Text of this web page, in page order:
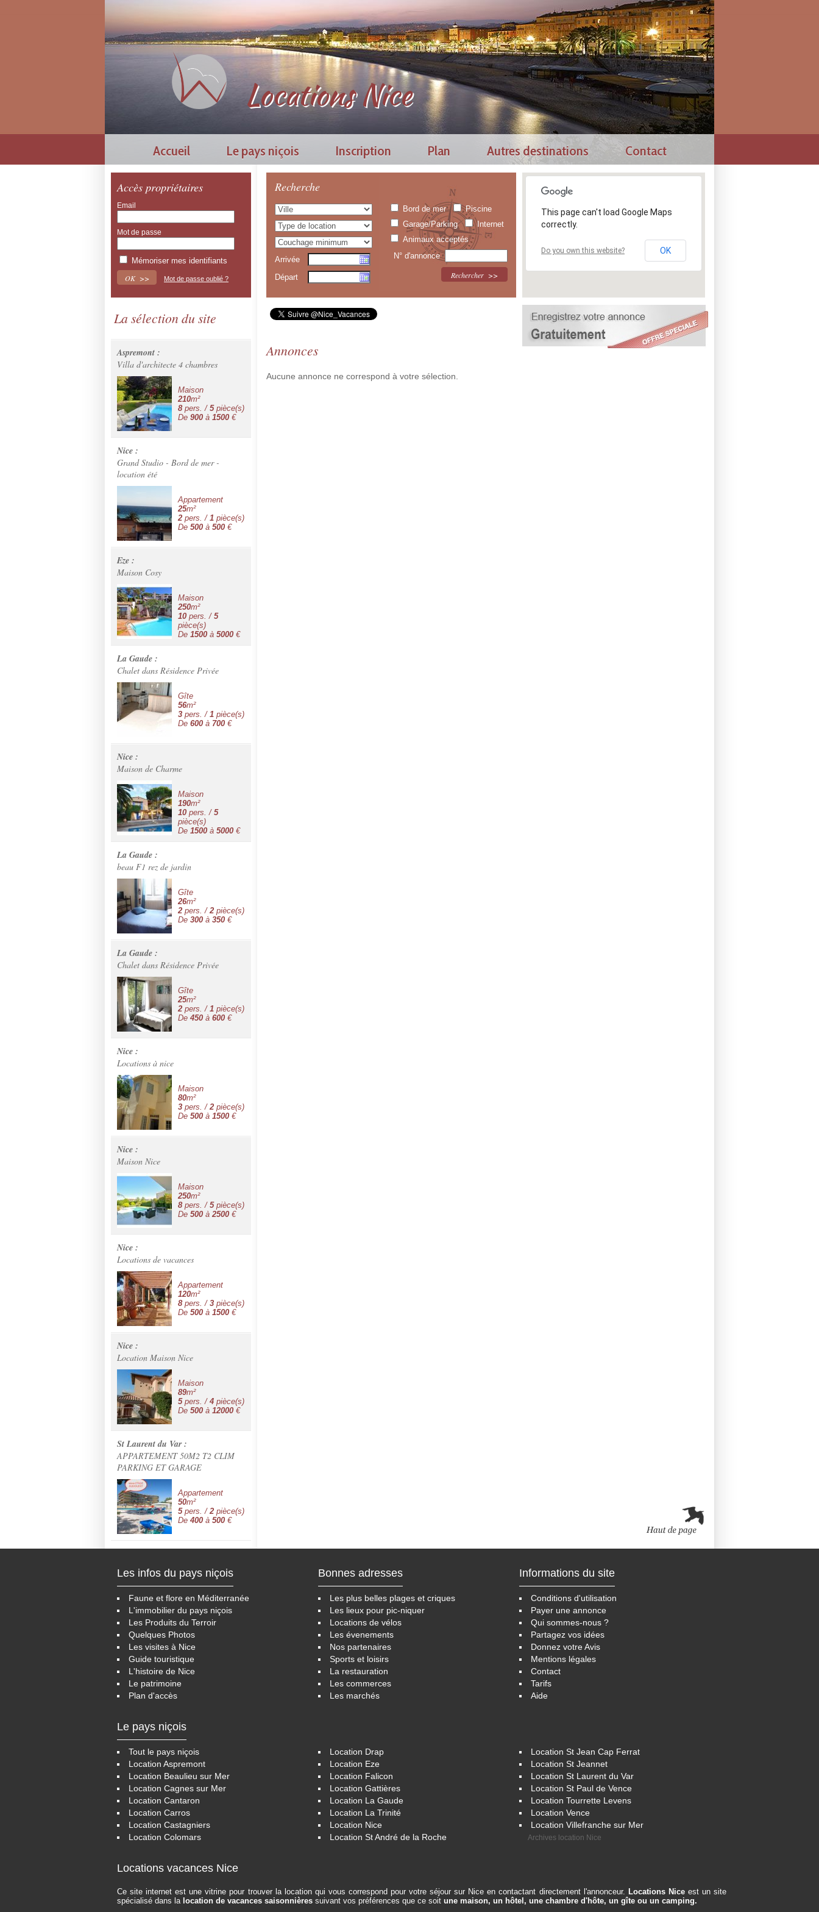
Locations Nice
Accueil Le pays niçois Inscription Plan Autres destinations Contact
Recherche
Arrivée
Départ
Bord de mer
Piscine
Garage/Parking
Internet
Animaux acceptés
N° d'annonce
This page can't load Google Maps
correctly.
Do you own this website? OK
Annonces
Aucune annonce ne correspond à votre sélection.
Accès propriétaires
Email
Mot de passe
Mémoriser mes identifiants
Mot de passe oublié ?
La sélection du site
Aspremont :
Villa d'architecte 4 chambres
Maison
210m²
8pers. / 5pièce(s)
De 900 à 1500 €
Nice :
Grand Studio - Bord de mer -
location été
Appartement
25m²
2 pers. / 1 pièce(s)
De 500 à 500 €
Eze :
Maison Cosy
Maison
250m²
10 pers. / 5
pièce(s)
De 1500 à 5000 €
La Gaude :
Chalet dans Résidence Privée
Gîte
56m²
3 pers. / 1 pièce(s)
De 600 à 700 €
Nice :
Maison de Charme
Maison
190m²
10 pers. / 5
pièce(s)
De 1500 à 5000 €
La Gaude :
beau F1 rez de jardin
Gîte
26m²
2 pers. / 2 pièce(s)
De 300 à 350 €
La Gaude :
Chalet dans Résidence Privée
Gîte
25m²
2 pers. / 1 pièce(s)
De 450 à 600 €
Nice :
Locations à nice
Maison
80m²
3 pers. / 2 pièce(s)
De 500 à 1500 €
Nice :
Maison Nice
Maison
250m²
8pers. / 5pièce(s)
De 500 à 2500 €
Nice :
Locations de vacances
Appartement
120m²
8pers. / 3 pièce(s)
De 500 à 1500 €
Nice :
Location Maison Nice
Maison
89m²
5pers. / 4 pièce(s)
De 500 à 12000 €
St Laurent du Var :
APPARTEMENT 50M2 T2 CLIM
PARKING ET GARAGE
Appartement
50m²
5pers. / 2 pièce(s)
De 400 à 500 €
Les infos du pays niçois
Faune et flore en Méditerranée
L'immobilier du pays niçois
Les Produits du Terroir
Quelques Photos
Les visites à Nice
Guide touristique
L'histoire de Nice
Le patrimoine
Plan d'accès
Bonnes adresses
Les plus belles plages et criques
Les lieux pour pic-niquer
Locations de vélos
Les évenements
Nos partenaires
Sports et loisirs
La restauration
Les commerces
Les marchés
Informations du site
Conditions d'utilisation
Payer une annonce
Qui sommes-nous ?
Partagez vos idées
Donnez votre Avis
Mentions légales
Contact
Tarifs
Aide
Le pays niçois
Tout le pays niçois
Location Aspremont
Location Beaulieu sur Mer
Location Cagnes sur Mer
Location Cantaron
Location Carros
Location Castagniers
Location Colomars
Location Drap
Location Eze
Location Falicon
Location Gattières
Location La Gaude
Location La Trinité
Location Nice
Location St André de la Roche
Location St Jean Cap Ferrat
Location St Jeannet
Location St Laurent du Var
Location St Paul de Vence
Location Tourrette Levens
Location Vence
Location Villefranche sur Mer
Archives location Nice
Locations vacances Nice
Ce site internet est une vitrine pour trouver la location qui vous correspond pour votre séjour sur Nice en contactant directement l'annonceur. Locations Niceest un site
spécialisé dans la location de vacances saisonnières suivant vos préférences que ce soit une maison, un hôtel, une chambre d'hôte, un gîte ou un camping.